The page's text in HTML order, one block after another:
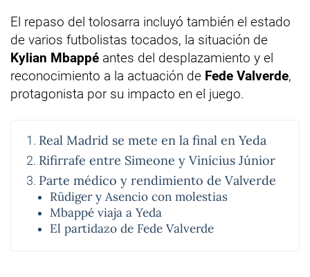
El repaso del tolosarra incluyó también el estado
de varios futbolistas tocados, la situación de
Kylian Mbappé antes del desplazamiento y el
reconocimiento a la actuación de Fede Valverde,
protagonista por su impacto en el juego.
Real Madrid se mete en la final en Yeda
Rifirrafe entre Simeone y Vinícius Júnior
Parte médico y rendimiento de Valverde
Rüdiger y Asencio con molestias
Mbappé viaja a Yeda
El partidazo de Fede Valverde